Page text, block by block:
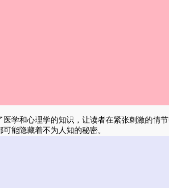
学和心理学的知识，让读者在紧张刺激的情
能隐藏着不为人知的秘密。